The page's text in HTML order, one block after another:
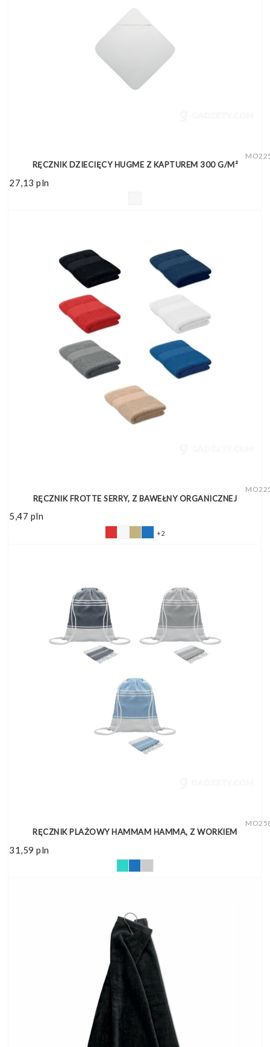
RĘCZNIK DZIECIĘCY HUGME Z KAPTUREM 300 G/M²
27,13 pln
RĘCZNIK FROTTE SERRY, Z BAWEŁNY ORGANICZNEJ
5,47 pln
+2
RĘCZNIK PLAŻOWY HAMMAM HAMMA, Z WORKIEM
31,59 pln